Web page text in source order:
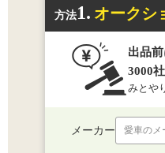
方法1. オークシ
出品前
3000社
みとや
メーカー 愛車のメ